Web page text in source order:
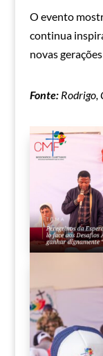
O evento
continua
novas
Fonte:Rodrigo,